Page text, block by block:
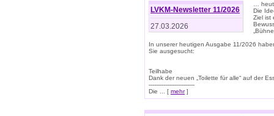
LVKM-Newsletter 11/2026
27.03.2026
…
Die
Ziel ist
In unserer heutigen Ausgabe 11/2026
Sie ausgesucht:
Teilhabe
Dank der neuen „Toilette für alle“ auf der
-------------------------
Die ... [ mehr]